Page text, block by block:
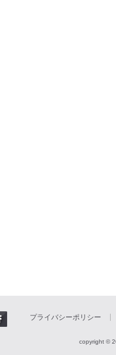
プライバシーポリシー
copyright ©